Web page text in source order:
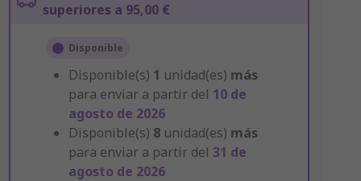
superiores a 95,00 €
Disponible
Disponible(s) 1 unidad(es) más
para enviar a partir del 10 de
agosto de 2026
Disponible(s) 8 unidad(es) más
para enviar a partir del 31 de
agosto de 2026